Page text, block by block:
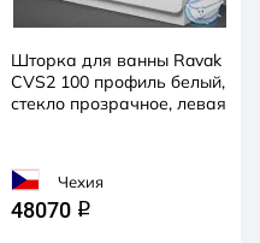
Шторка для ванны Ravak
CVS2 100 профиль белый,
стекло прозрачное, левая
Чехия
48070 q